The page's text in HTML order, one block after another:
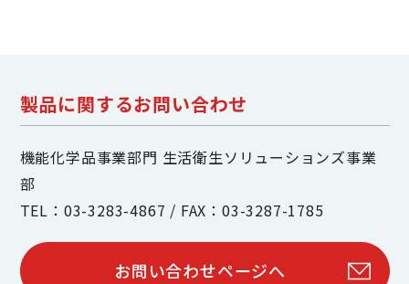
製品に関するお問い合わせ
機能化学品事業部門 生活衛生ソリューションズ事業
部
TEL：03-3283-4867 / FAX：03-3287-1785
お問い合わせページへ